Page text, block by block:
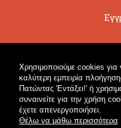
Χρησιμοποιούμε cookies για
καλύτερη εμπειρία
Πατώντας 'Εντάξει!' ή
συναινείτε για την χρήση
έχετε απενεργοποιήσει.
Θέλω να μάθω περισσότερα
Μουσικό Βιβλιοπωλείο
Κρουστά & Εκπαιδευτικό
Γενικό Βιβλιοπωλείο